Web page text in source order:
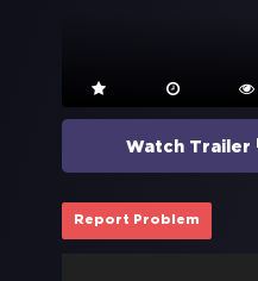
Watch Trailer
Report Problem